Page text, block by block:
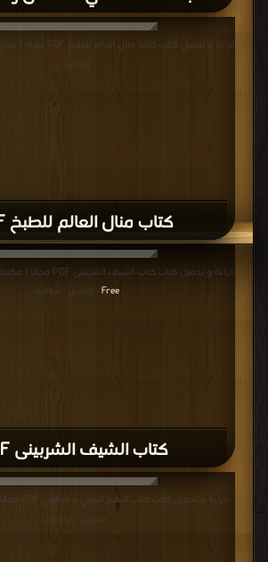
كتاب منال العالم للطبخ PDF
قراءة و تحميل كتاب كتاب منال العالم للطبخ PDF مجانا | مكتبة >
مرة/مرات
كتاب الشيف الشربينى PDF
قراءة و تحميل كتاب كتاب الشيف الشربينى PDF مجانا | مكتبة >
Free
| التحميل : مرة/مرات
قراءة و تحميل كتاب كتاب الطبخ العربي و العالمي PDF مجانا | مكتبة >
التحميل : مرة/مرات